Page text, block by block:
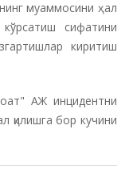
муаммосини ҳал
сифатини
киритиш
АЖ инцидентни
қилишга бор кучини